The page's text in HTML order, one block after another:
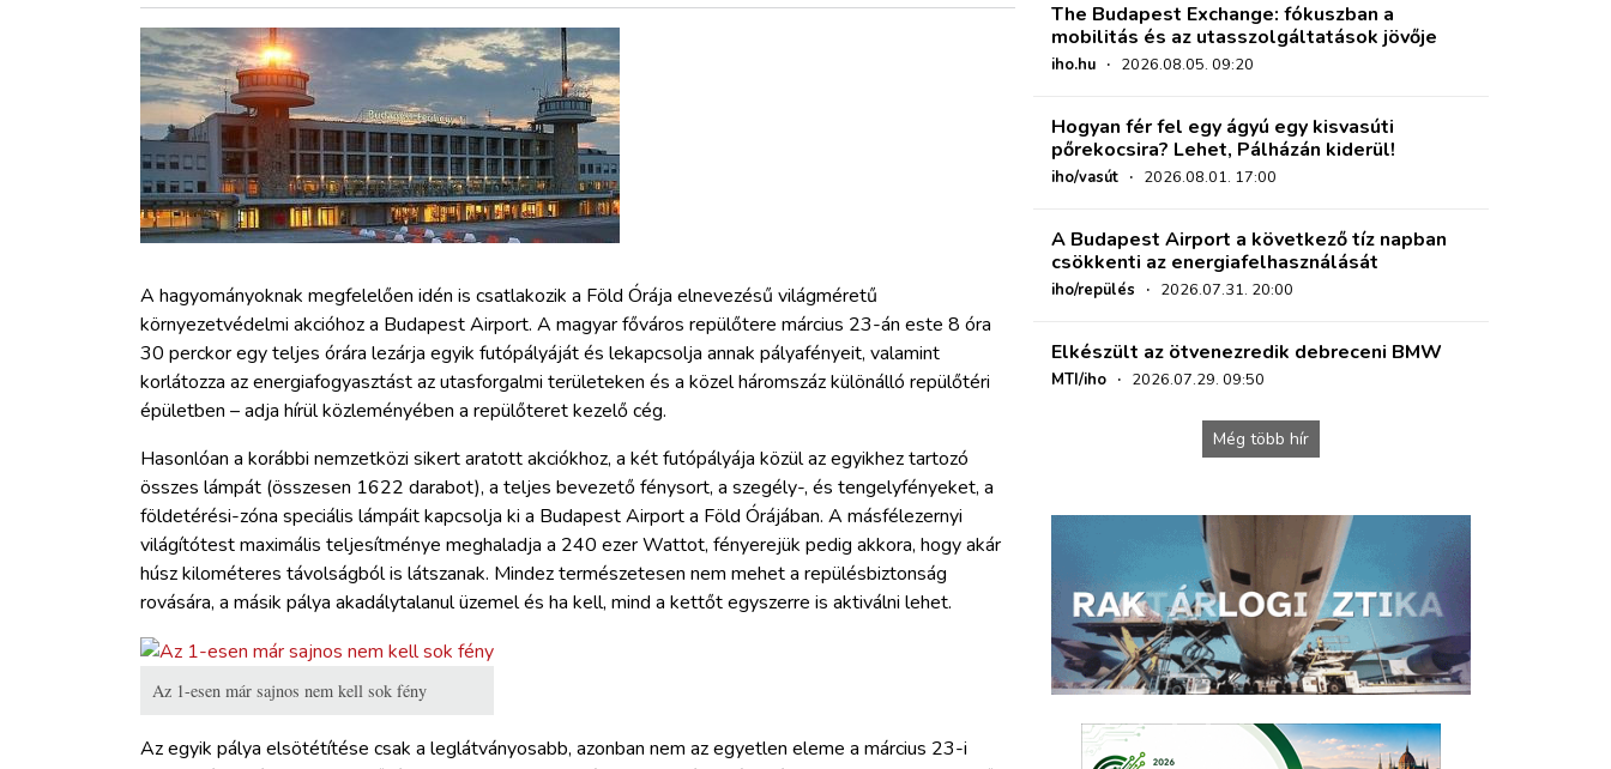
HAJÓZÁS
ARCHÍVUM
WEBSHOP
BELÉPÉS
A hagyományoknak megfelelően idén is csatlakozik a Föld Órája elnevezésű világméretű
környezetvédelmi akcióhoz a Budapest Airport. A magyar főváros repülőtere március 23-án este 8 óra
30 perckor egy teljes órára lezárja egyik futópályáját és lekapcsolja annak pályafényeit, valamint
korlátozza az energiafogyasztást az utasforgalmi területeken és a közel háromszáz különálló repülőtéri
épületben – adja hírül közleményében a repülőteret kezelő cég.
Hasonlóan a korábbi nemzetközi sikert aratott akciókhoz, a két futópályája közül az egyikhez tartozó
összes lámpát (összesen 1622 darabot), a teljes bevezető fénysort, a szegély-, és tengelyfényeket, a
földetérési-zóna speciális lámpáit kapcsolja ki a Budapest Airport a Föld Órájában. A másfélezernyi
világítótest maximális teljesítménye meghaladja a 240 ezer Wattot, fényerejük pedig akkora, hogy akár
húsz kilométeres távolságból is látszanak. Mindez természetesen nem mehet a repülésbiztonság
rovására, a másik pálya akadálytalanul üzemel és ha kell, mind a kettőt egyszerre is aktiválni lehet.
Az 1-esen már sajnos nem kell sok fény
Az egyik pálya elsötétítése csak a leglátványosabb, azonban nem az egyetlen eleme a március 23-i
The Budapest Exchange: fókuszban a
mobilitás és az utasszolgáltatások jövője
iho.hu · 2026.08.05. 09:20
Hogyan fér fel egy ágyú egy kisvasúti
pőrekocsira? Lehet, Pálházán kiderül!
iho/vasút · 2026.08.01. 17:00
A Budapest Airport a következő tíz napban
csökkenti az energiafelhasználását
iho/repülés · 2026.07.31. 20:00
Elkészült az ötvenezredik debreceni BMW
MTI/iho · 2026.07.29. 09:50
Még több hír